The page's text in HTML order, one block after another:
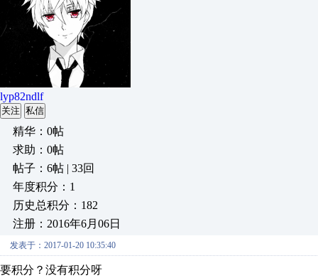
lyp82ndlf
关注 私信
精华：0帖
求助：0帖
帖子：6帖 | 33回
年度积分：1
历史总积分：182
注册：2016年6月06日
发表于：2017-01-20 10:35:40
要积分？没有积分呀